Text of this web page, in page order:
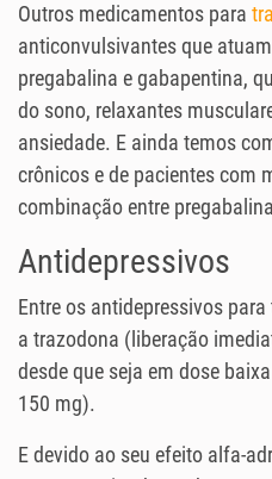
Outros medicamentos para
anticonvulsivantes que
pregabalina e gabapentina,
do sono, relaxantes
ansiedade. E ainda temos
crônicos e de pacientes com
combinação entre
Antidepressivos
Entre os antidepressivos
a trazodona (liberação
desde que seja em dose
150 mg).
E devido ao seu efeito alfa-